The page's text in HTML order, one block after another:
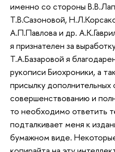
именно со стороны
Т.В.Сазоновой,
А.П.Павлова и др.
я признателен за
Т.А.Базаровой я
рукописи Биохроники, а
присылку
совершенствованию и
то необходимо ответить
подталкивает меня к
бумажном виде.